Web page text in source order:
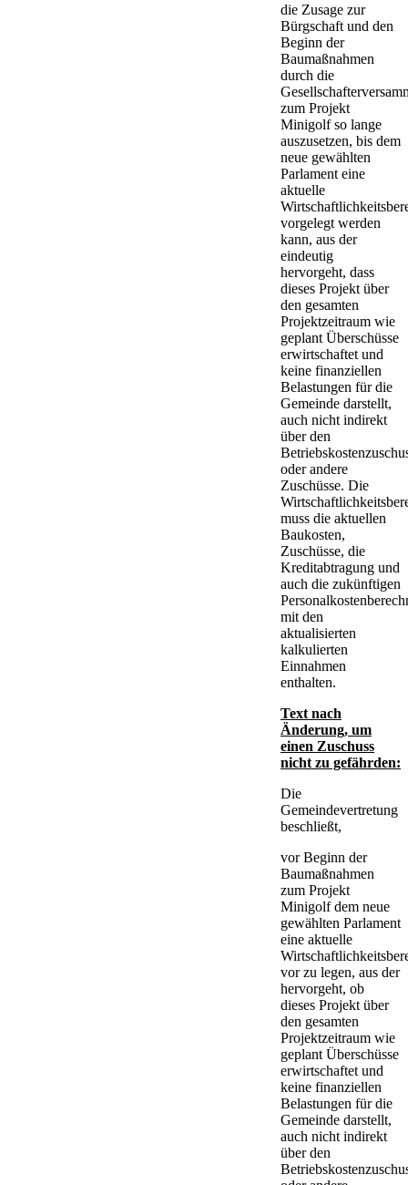
die Zusage zur
Bürgschaft und den
Beginn der
Baumaßnahmen
durch die
zum Projekt
Minigolf so lange
auszusetzen, bis dem
neue gewählten
Parlament eine
aktuelle
vorgelegt werden
kann, aus der
eindeutig
hervorgeht, dass
dieses Projekt über
den gesamten
Projektzeitraum wie
geplant Überschüsse
erwirtschaftet und
keine finanziellen
Belastungen für die
Gemeinde darstellt,
auch nicht indirekt
über den
oder andere
Zuschüsse. Die
muss die aktuellen
Baukosten,
Zuschüsse, die
Kreditabtragung und
auch die zukünftigen
mit den
aktualisierten
kalkulierten
Einnahmen
enthalten.
Text nach
Änderung, um
einen Zuschuss
nicht zu gefährden:
Die
Gemeindevertretung
beschließt,
vor Beginn der
Baumaßnahmen
zum Projekt
Minigolf dem neue
gewählten Parlament
eine aktuelle
vor zu legen, aus der
hervorgeht, ob
dieses Projekt über
den gesamten
Projektzeitraum wie
geplant Überschüsse
erwirtschaftet und
keine finanziellen
Belastungen für die
Gemeinde darstellt,
auch nicht indirekt
über den